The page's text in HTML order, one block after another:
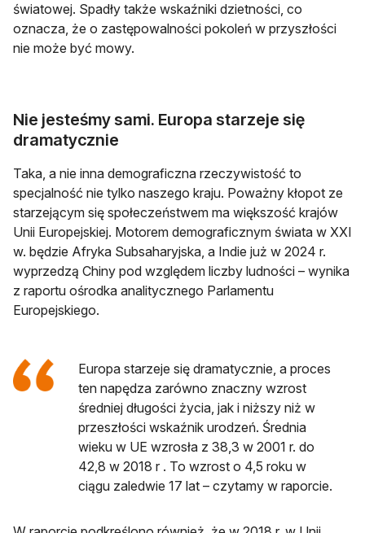
światowej. Spadły także wskaźniki dzietności, co
oznacza, że o zastępowalności pokoleń w przyszłości
nie może być mowy.
Nie jesteśmy sami. Europa starzeje się
dramatycznie
Taka, a nie inna demograficzna rzeczywistość to
specjalność nie tylko naszego kraju. Poważny kłopot ze
starzejącym się społeczeństwem ma większość krajów
Unii Europejskiej. Motorem demograficznym świata w XXI
w. będzie Afryka Subsaharyjska, a Indie już w 2024 r.
wyprzedzą Chiny pod względem liczby ludności – wynika
z raportu ośrodka analitycznego Parlamentu
Europejskiego.
Europa starzeje się dramatycznie, a proces
ten napędza zarówno znaczny wzrost
średniej długości życia, jak i niższy niż w
przeszłości wskaźnik urodzeń. Średnia
wieku w UE wzrosła z 38,3 w 2001 r. do
42,8 w 2018 r . To wzrost o 4,5 roku w
ciągu zaledwie 17 lat – czytamy w raporcie.